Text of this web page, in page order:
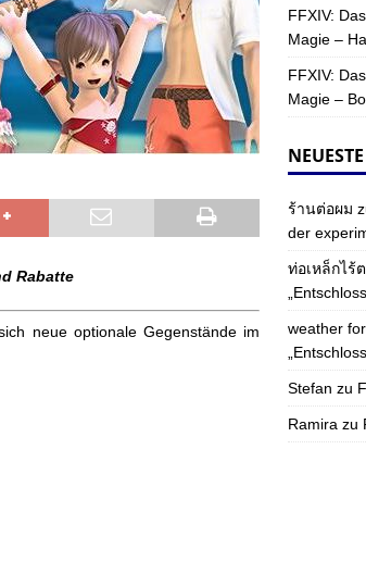
Rabatte
neue optionale Gegenstände im
FFXIV:
Magie –
FFXIV:
Magie –
ร้านต่อผม
der
ท่อเหล็กไร้
weather
Stefan zu
Ramira zu